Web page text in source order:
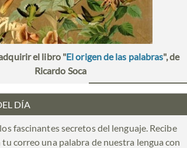
el libro "El origen de las palabras", de
Ricardo Soca
DÍA
fascinantes secretos del lenguaje. Recibe
correo una palabra de nuestra lengua con